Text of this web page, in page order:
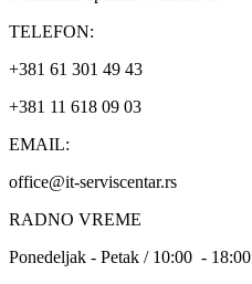
TELEFON:
+381 61 301 49 43
+381 11 618 09 03
EMAIL:
office@it-serviscentar.rs
RADNO VREME
Ponedeljak - Petak / 10:00 - 18:00